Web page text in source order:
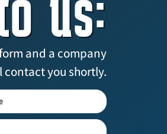
and a company
you shortly.